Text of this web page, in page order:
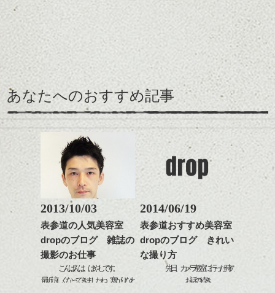
カラーリングとの組み合
わせで質感に変化をつけ
とても良いところです。
ダークトーンの色味でク
ールに演出するのもおす
すめですよ。
ナチュラルなトーンの色
で柔らかさをプラスする
のも良いですね。
またクセ毛の方は質感調
整のストレートパーマで
髪質改善すると
おすすめです。
いつものスタイリングが
ドライした後オイルやワ
ックスをなじませるだけ
に。
ラーで全体にツヤと透明
スタイリング方法は全体
をドライした後、
ワックスとオイルを混ぜ
ながらもみこみ、なじま
せます。
質感をかるくととのえな
がら耳かけアレンジする
のも良い感じです。
これからのスタイルチェ
ンジ、似合うカラーリン
グの事やお手入れ方法な
是非なんでもご相談して
下さいね。
前髪を軽めに調整し、フ
ェイスラインのデザイン
ですっきりした印象にな
るようカット。
バックを短めにカットし
全体のボリューム感がコ
ンパクトになるようにす
るのが良い感じです。
ベージュ系等の肌を綺麗
に見せる効果のあるカラ
ーリングをプラスして透
明感を表現すると
いろんなシーンに雰囲気
をだしやすくスタイリン
グも簡単で良いので朝の
時短にも◎
そんなショートカット。
軽めの前髪で透け感を演
出できるので、
この時期とてもおすすめ
ですよ。
ナチュラルなベージュカ
ラーで全体にツヤと透明
感をプラスして
質感も綺麗に見せやす
スタイリング方法は全体
をドライした後、
ワックスとオイルを混ぜ
ながらもみこみ、なじま
せます。
質感をかるくととのえな
あなたへのおすすめ記事
2013/10/03
表参道の人気美容室
dropのブログ 雑誌の
撮影のお仕事
こんばんは、はやしです。
最近涼しくなってきましたね。寒がりなわ
2014/06/19
表参道おすすめ美容室
dropのブログ きれい
な撮り方
先日、カメラ教室に行った時の
お話の続き。